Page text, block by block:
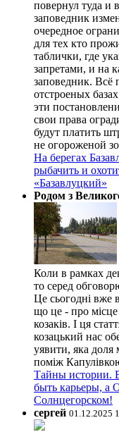
повернул туда и
заповедник
очередное
для тех кто
таблички, где
запретами, и на
заповедник.
отстроеных
эти
свои права
будут платить
не огороженой
На берегах
рыбачить и
«Базавлуцкий»
Родом з
Коли в рамках
то серед
Це сьогодні вже
що це - про
козаків. І ця
козацький нас
уявити, яка доля
поміж
Тайны истории.
быть карьеры, а
Солнцегорском!
сергей 01.12.2025